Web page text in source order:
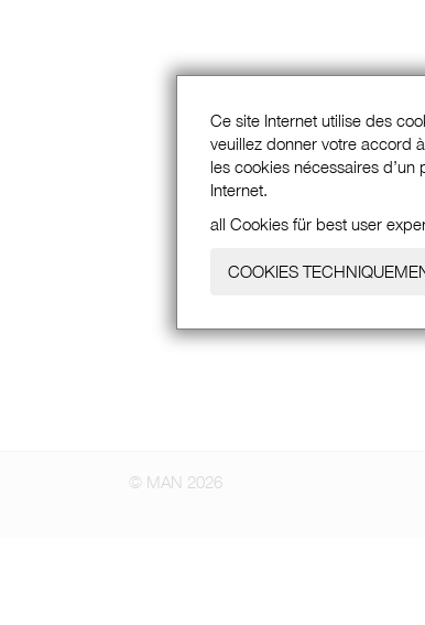
Ce site Internet utilise des
veuillez donner votre accord
les cookies nécessaires
Internet.
all Cookies für best user
COOKIES
© MAN 2026